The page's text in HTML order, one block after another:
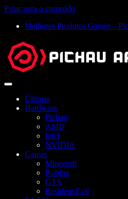
Pular para o conteúdo
Melhores Produtos Gamer –
Abrir
Últimas
Hardware
Pichau
AMD
Intel
NVIDIA
Games
Minecraft
Roblox
GTA
Resident Evil